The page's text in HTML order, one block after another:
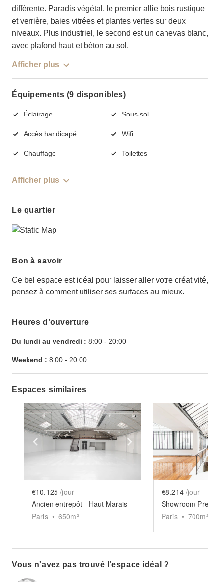
différente. Paradis végétal, le premier allie bois rustique
et verrière, baies vitrées et plantes vertes sur deux
niveaux. Plus industriel, le second est un canevas blanc,
avec plafond haut et béton au sol.
Afficher plus
Équipements (9 disponibles)
Éclairage Sous-sol
Accès handicapé Wifi
Chauffage Toilettes
Afficher plus
Le quartier
Bon à savoir
Ce bel espace est idéal pour laisser aller votre créativité,
pensez à comment utiliser ses surfaces au mieux.
Heures d’ouverture
Du lundi au vendredi : 8:00 - 20:00
Weekend : 8:00 - 20:00
Espaces similaires
Show previous slide Show next slide
€10,125 /jour
Ancien entrepôt - Haut Marais
Paris • 650m²
Show
€8,214 /jour
Paris • 700m²
Vous n'avez pas trouvé l'espace idéal ?